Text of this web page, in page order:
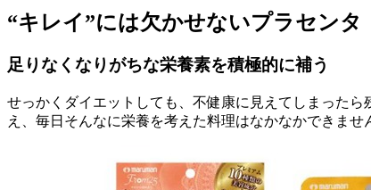
“キレイ”には欠かせないプラセンタ
足りなくなりがちな栄養素を積極的に補う
せっかくダイエットしても、不健康に見えてしまった
え、毎日そんなに栄養を考えた料理はなかなかできませ